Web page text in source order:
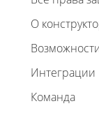
О
Интеграции
Команда